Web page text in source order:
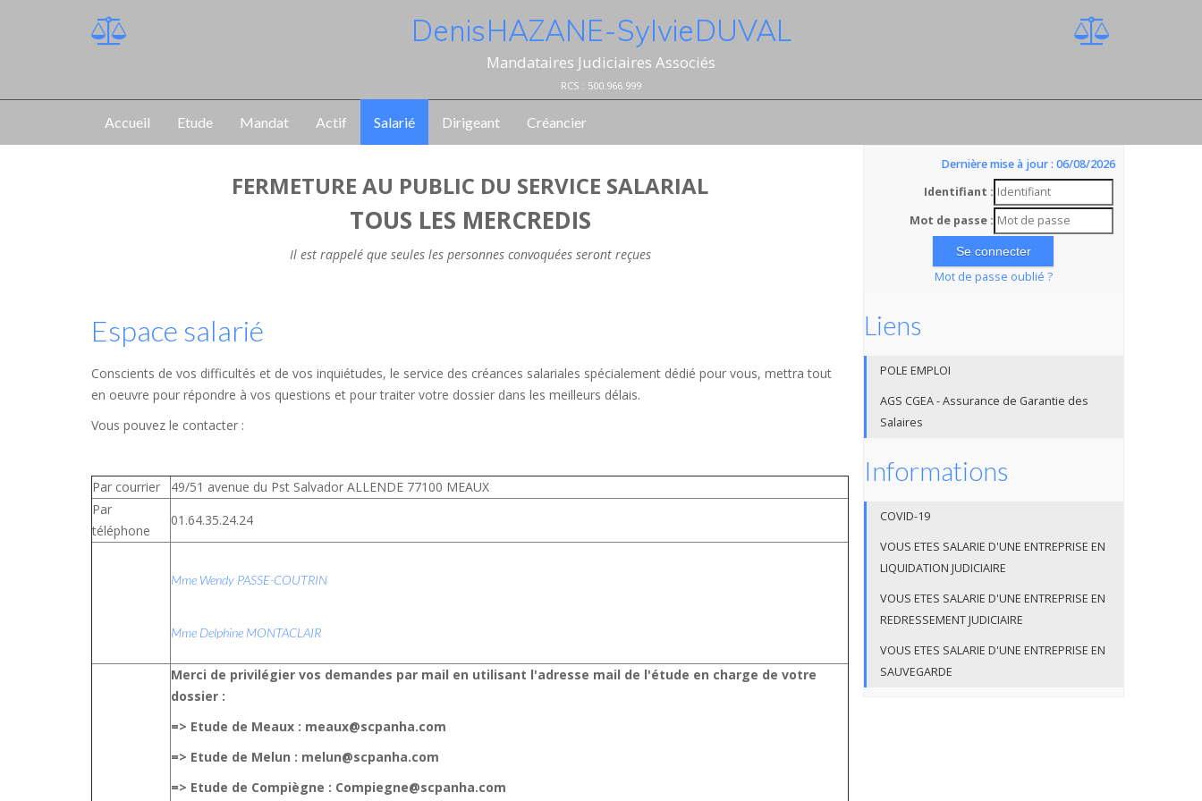
Denis HAZANE - Sylvie DUVAL
Mandataires Judiciaires Associés
RCS : 500.966.999
Accueil Etude Mandat Actif Salarié Dirigeant Créancier
FERMETURE AU PUBLIC DU SERVICE SALARIAL
TOUS LES MERCREDIS
Il est rappelé que seules les personnes convoquées seront reçues
Espace salarié
Conscients de vos difficultés et de vos inquiétudes, le service des créances salariales spécialement dédié pour vous, mettra tout
en oeuvre pour répondre à vos questions et pour traiter votre dossier dans les meilleurs délais.
Vous pouvez le contacter :
Par courrier
49/51 avenue du Pst Salvador ALLENDE 77100 MEAUX
Par
téléphone
01.64.35.24.24
Mme Wendy PASSE-COUTRIN
Mme Delphine MONTACLAIR
Merci de privilégier vos demandes par mail en utilisant l'adresse mail de l'étude en charge de votre
dossier :
=> Etude de Meaux : meaux@scpanha.com
=> Etude de Melun : melun@scpanha.com
=> Etude de Compiègne : Compiegne@scpanha.com
Dernière mise à jour : 06/08/2026
Identifiant :
Mot de passe :
Mot de passe oublié ?
Liens
POLE EMPLOI
AGS CGEA - Assurance de Garantie des
Salaires
Informations
COVID-19
VOUS ETES SALARIE D'UNE ENTREPRISE EN
LIQUIDATION JUDICIAIRE
VOUS ETES SALARIE D'UNE ENTREPRISE EN
REDRESSEMENT JUDICIAIRE
VOUS ETES SALARIE D'UNE ENTREPRISE EN
SAUVEGARDE